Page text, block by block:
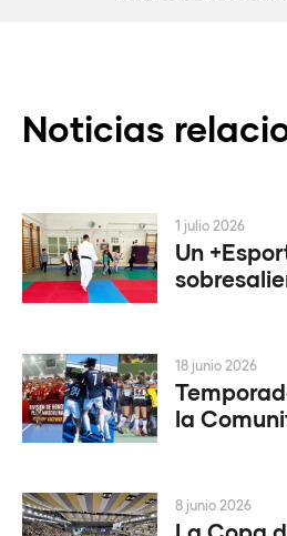
Noticias
Un
1 julio 2026
la
18 junio 2026
8 junio 2026